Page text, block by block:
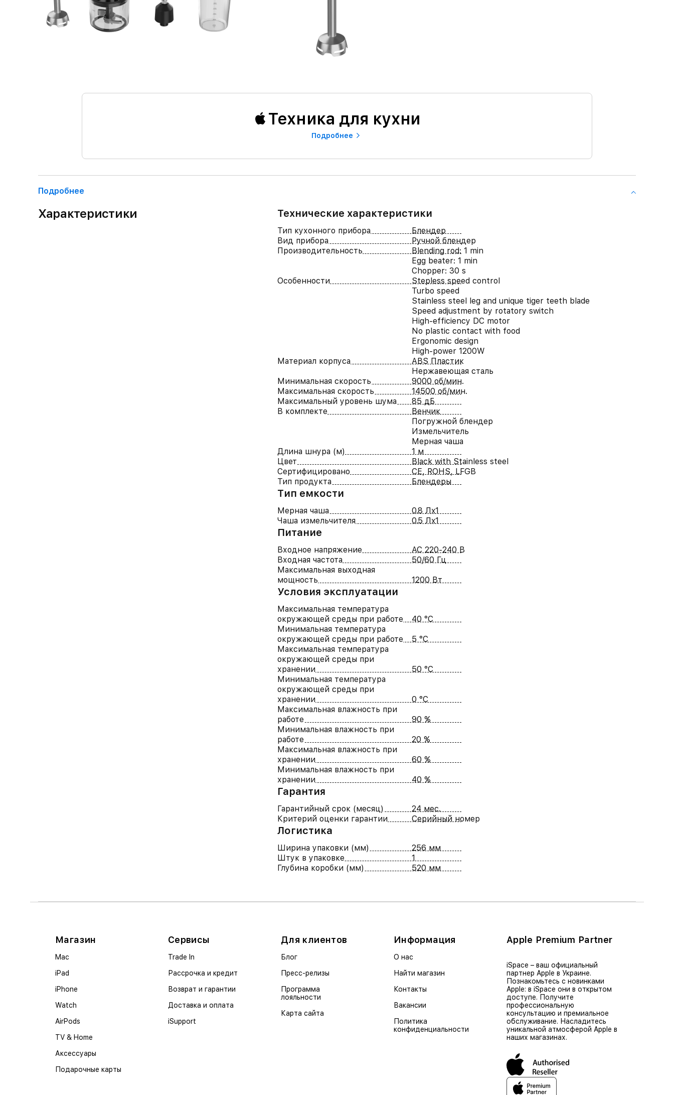
Техника для кухни
Подробнее
Подробнее
Характеристики Технические характеристики
Тип кухонного прибора
Блендер
Вид прибора
Ручной блендер
Производительность
Blending rod: 1 min
Egg beater: 1 min
Chopper: 30 s
Особенности
Stepless speed control
Turbo speed
Stainless steel leg and unique tiger teeth blade
Speed adjustment by rotatory switch
High-efficiency DC motor
No plastic contact with food
Ergonomic design
High-power 1200W
Материал корпуса
ABS Пластик
Нержавеющая сталь
Минимальная скорость
9000 об/мин.
Максимальная скорость
14500 об/мин.
Максимальный уровень шума
85 дБ
В комплекте
Венчик
Погружной блендер
Измельчитель
Мерная чаша
Длина шнура (м)
1 м
Цвет
Black with Stainless steel
Сертифицировано
CE, ROHS, LFGB
Тип продукта
Блендеры
Тип емкости
Мерная чаша
0.8 Лx1
Чаша измельчителя
0.5 Лx1
Питание
Входное напряжение
AC 220-240 В
Входная частота
50/60 Гц
Максимальная выходная
мощность
1200 Вт
Условия эксплуатации
Максимальная температура
окружающей среды при работе
40 °C
Минимальная температура
окружающей среды при работе
5 °C
Максимальная температура
окружающей среды при
хранении
50 °C
Минимальная температура
окружающей среды при
хранении
0 °C
Максимальная влажность при
работе
90 %
Минимальная влажность при
работе
20 %
Максимальная влажность при
хранении
60 %
Минимальная влажность при
хранении
40 %
Гарантия
Гарантийный срок (месяц)
24 мес.
Критерий оценки гарантии
Серийный номер
Логистика
Ширина упаковки (мм)
256 мм
Штук в упаковке
1
Глубина коробки (мм)
520 мм
Магазин
Mac
iPad
iPhone
Watch
AirPods
TV & Home
Аксессуары
Подарочные карты
Сервисы
Trade In
Рассрочка и кредит
Возврат и гарантии
Доставка и оплата
iSupport
Для клиентов
Блог
Пресс-релизы
Программа
лояльности
Карта сайта
Информация
О нас
Найти магазин
Контакты
Вакансии
Политика
конфиденциальности
Apple Premium Partner
iSpace – ваш официальный
партнер Apple в Украине.
Познакомьтесь с новинками
Apple: в iSpace они в открытом
доступе. Получите
профессиональную
консультацию и премиальное
обслуживание. Насладитесь
уникальной атмосферой Apple в
наших магазинах.